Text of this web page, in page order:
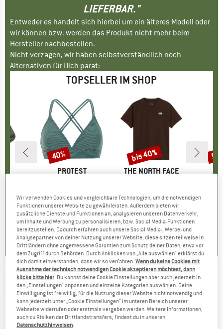
LIEFERBAR."
Entweder es handelt sich hierbei um ein älteres Modell oder
wir können bzw. werden das Produkt nicht mehr beim
Hersteller nachbestellen.
Nicht verzagen, wir haben selbstverständlich noch
Alternativen für Dich parat:
TOPSELLER IM SHOP
Preis
€
252)
MARKE
PROTEST
Preis
39,95 €reduzierter Preis
23,97 €
4,9(23)
Rabatt
40%
MARKE
THE NORTH FACE
Preis
26,95 € reduzierter Preis
ab16,17 €
+13
4,8(8)
Rabatt
bis 40%
SANETTA - Kid's T-Shirt 11921 - T-Shirt
(0)
Wir verwenden Cookies und vergleichbare Technologien, um die notwendigen
Funktionen unserer Website zu gewährleisten. Außerdem bieten wir
zusätzliche Dienste und Funktionen an, analysieren unseren Datenverkehr,
um Inhalte und Werbung zu personalisieren, bzw. Social Media-Funktionen
bereitzustellen. Dadurch erfahren auch unsere Social Media-, Werbe- und
Analysepartner von deiner Nutzung unserer Website; diese sitzen teilweise in
Drittländern ohne angemessene Garantien zum Schutz deiner Daten, etwa vor
dem Zugriff durch Behörden. Durch Anklicken von „Alle auswählen“ erklärst du
dich damit einverstanden, dass wir so verfahren.Wenn du keine Cookies mit
Ausnahme der technisch notwendigen Cookie akzeptieren möchtest, dann
klicke bitte hier . Du kannst deine Cookie Einstellungen aber auch jederzeit in
den „Einstellungen“ anpassen und einzelne Kategorien auswählen. Deine
Einwilligung ist freiwillig, für die Nutzung dieser Website nicht notwendig und
kann jederzeit unter „Cookie Einstellungen“ im unteren Bereich unserer
Webseite widerrufen oder erstmals vergeben werden. Weitere Informationen,
auch zu Risiken der Drittlandstransfers, findest du in unseren
Datenschutzhinweisen